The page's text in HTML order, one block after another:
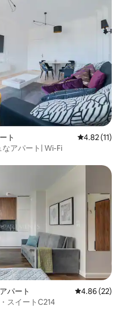
ト レビュー11
4.82 (11)
なアパート| Wi-Fi
パート レビュー22
4.86 (22)
スイートC214